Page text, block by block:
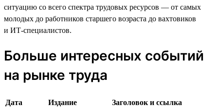
ситуацию со всего спектра трудовых ресурсов — от самых
молодых до работников старшего возраста до вахтовиков
и ИТ-специалистов.
Больше интересных событий
на рынке труда
Дата Издание Заголовок и ссылка